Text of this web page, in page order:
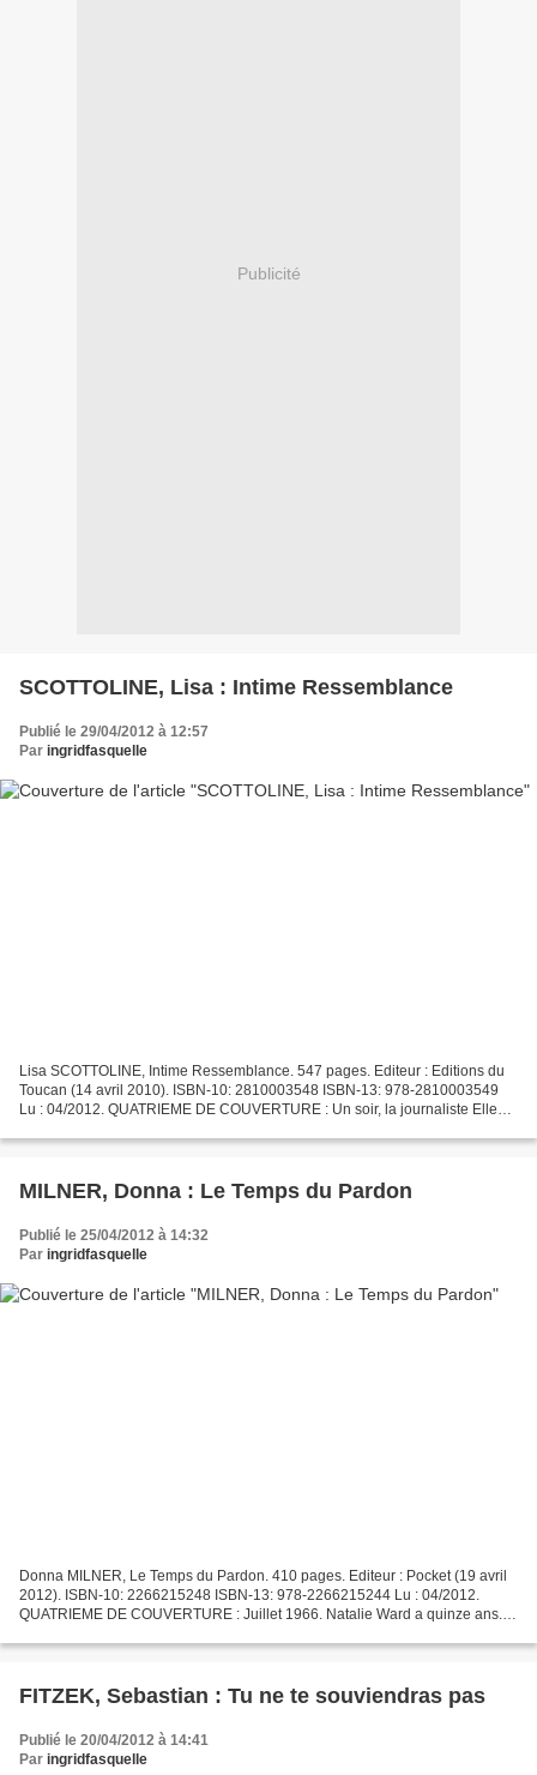
Publicité
SCOTTOLINE, Lisa : Intime Ressemblance
Publié le 29/04/2012 à 12:57
Par ingridfasquelle
Lisa SCOTTOLINE, Intime Ressemblance. 547 pages. Editeur : Editions du
Toucan (14 avril 2010). ISBN-10: 2810003548 ISBN-13: 978-2810003549
Lu : 04/2012. QUATRIEME DE COUVERTURE : Un soir, la journaliste Ellen
MILNER, Donna : Le Temps du Pardon
Publié le 25/04/2012 à 14:32
Par ingridfasquelle
Donna MILNER, Le Temps du Pardon. 410 pages. Editeur : Pocket (19 avril
2012). ISBN-10: 2266215248 ISBN-13: 978-2266215244 Lu : 04/2012.
QUATRIEME DE COUVERTURE : Juillet 1966. Natalie Ward a quinze ans.
FITZEK, Sebastian : Tu ne te souviendras pas
Publié le 20/04/2012 à 14:41
Par ingridfasquelle